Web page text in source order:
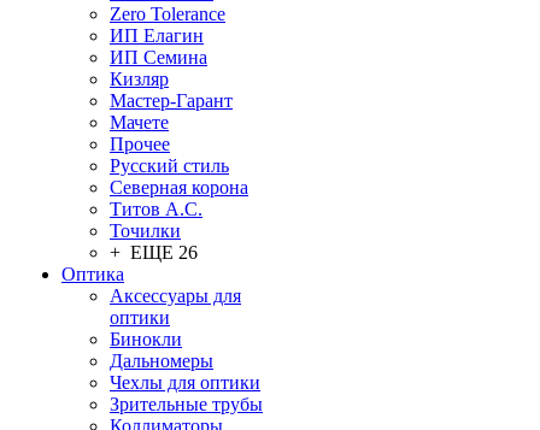
Zero Tolerance
ИП Елагин
ИП Семина
Кизляр
Мастер-Гарант
Мачете
Прочее
Русский стиль
Северная корона
Титов А.С.
Точилки
+ ЕЩЕ 26
Оптика
Аксессуары для
оптики
Бинокли
Дальномеры
Чехлы для оптики
Зрительные трубы
Коллиматоры